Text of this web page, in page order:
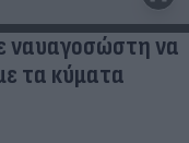
ναυαγοσώστη να
τα κύματα